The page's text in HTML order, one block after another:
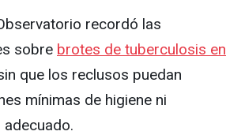
recordó las
sobre brotes de tuberculosis en
que los reclusos puedan
mínimas de higiene ni